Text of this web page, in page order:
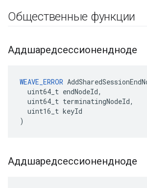
Общественные функции
Аддшаредсессионендноде
WEAVE_ERROR
  uint64_t endNodeId,
  uint64_t terminatingNodeId,
  uint16_t keyId
)
Аддшаредсессионендноде